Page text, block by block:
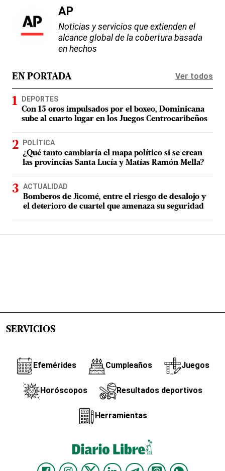
AP
Noticias y servicios que extienden el
alcance global de la cobertura basada
en hechos
EN PORTADA Ver todos
DEPORTES
Con 15 oros impulsados por el boxeo, Dominicana
sube al cuarto lugar en los Juegos Centrocaribeños
POLÍTICA
¿Qué tanto cambiaría el mapa político si se crean
las provincias Santa Lucía y Matías Ramón Mella?
ACTUALIDAD
Bomberos de Jicomé, entre el riesgo de desalojo y
el deterioro de cuartel que amenaza su seguridad
SERVICIOS
Efemérides Cumpleaños Juegos
Horóscopos Resultados deportivos
Herramientas